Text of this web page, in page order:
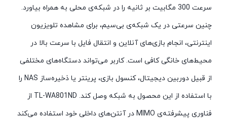
سرعت 300 مگابیت بر ثانیه را در شبکه‌ی محلی به همراه بیاورد.
چنین سرعتی در یک شبکه‌ی بی‌سیم، برای مشاهده تلویزیون
اینترنتی، انجام بازی‌های آنلاین و انتقال فایل با سرعت بالا در
محیط‌های خانگی کافی است. کاربر می‌تواند دستگاه‌های مختلفی
از قبیل دوربین دیجیتال، کنسول بازی، پرینتر یا ذخیره‌ساز NAS را
با استفاده از این محصول به شبکه وصل کند. TL-WA801ND از
فناوری پیشرفته‌ی MIMO در آنتن‌های داخلی خود استفاده می‌کند